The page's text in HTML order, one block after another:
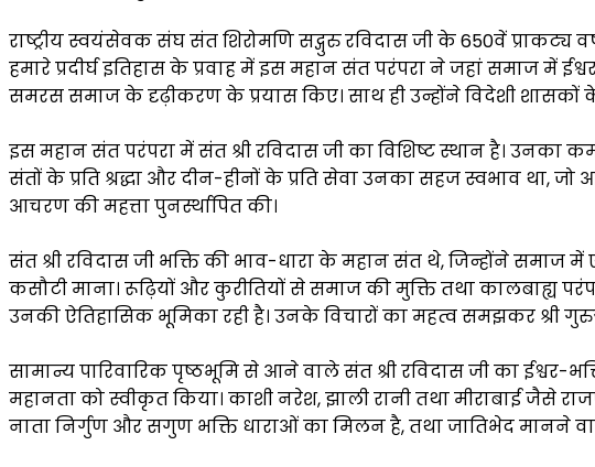
राष्ट्रीय स्वयंसेवक संघ संत शिरोमणि सद्गुरु रविदास जी के 650वें प्राकट्य
हमारे प्रदीर्घ इतिहास के प्रवाह में इस महान संत परंपरा ने जहां समाज
समरस समाज के दृढ़ीकरण के प्रयास किए। साथ ही उन्होंने विदेशी शासकों
इस महान संत परंपरा में संत श्री रविदास जी का विशिष्ट स्थान है। उनका
संतों के प्रति श्रद्धा और दीन-हीनों के प्रति सेवा उनका सहज स्वभाव था, जो
आचरण की महत्ता पुनर्स्थापित की।
संत श्री रविदास जी भक्ति की भाव-धारा के महान संत थे, जिन्होंने
कसौटी माना। रूढ़ियों और कुरीतियों से समाज की मुक्ति तथा
उनकी ऐतिहासिक भूमिका रही है। उनके विचारों का महत्व समझकर श्री
सामान्य पारिवारिक पृष्ठभूमि से आने वाले संत श्री रविदास जी का
महानता को स्वीकृत किया। काशी नरेश, झाली रानी तथा मीराबाई जैसे
नाता निर्गुण और सगुण भक्ति धाराओं का मिलन है, तथा जातिभेद मानने